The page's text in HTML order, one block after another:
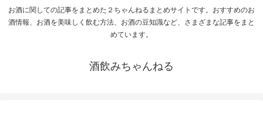
お酒に関しての記事をまとめた２ちゃんねるまとめサイトです。おすすめのお
酒情報、お酒を美味しく飲む方法、お酒の豆知識など、さまざまな記事をまと
めています。
酒飲みちゃんねる